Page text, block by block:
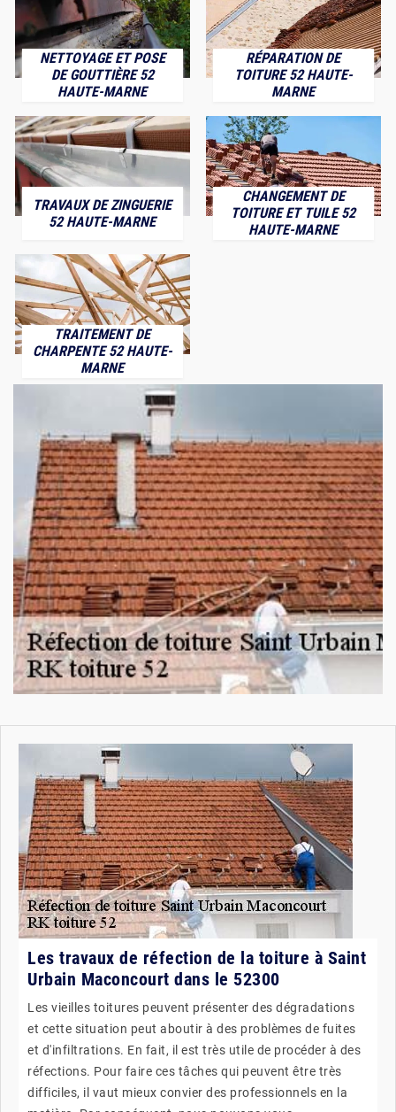
NETTOYAGE ET POSE
DE GOUTTIÈRE 52
HAUTE-MARNE
RÉPARATION DE
TOITURE 52 HAUTE-
MARNE
TRAVAUX DE ZINGUERIE
52 HAUTE-MARNE
CHANGEMENT DE
TOITURE ET TUILE 52
HAUTE-MARNE
TRAITEMENT DE
CHARPENTE 52 HAUTE-
MARNE
Les travaux de réfection de la toiture à Saint
Urbain Maconcourt dans le 52300
Les vieilles toitures peuvent présenter des dégradations
et cette situation peut aboutir à des problèmes de fuites
et d'infiltrations. En fait, il est très utile de procéder à des
réfections. Pour faire ces tâches qui peuvent être très
difficiles, il vaut mieux convier des professionnels en la